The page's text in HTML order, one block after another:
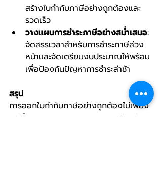
สร้างใบกำกับภาษีอย่างถูกต้องและ
รวดเร็ว
วางแผนการชำระภาษีอย่างสม่ำเสมอ:
จัดสรรเวลาสำหรับการชำระภาษีล่วง
หน้าและจัดเตรียมงบประมาณให้พร้อม
เพื่อป้องกันปัญหาการชำระล่าช้า
สรุป
การออกใบกำกับภาษีอย่างถูกต้องไม่เพียง
แต่เป็นการปฏิบัติตามกฎหมาย แต่ยังช่วย